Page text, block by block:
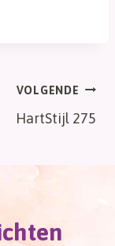
VOLGENDE
HartStijl 275